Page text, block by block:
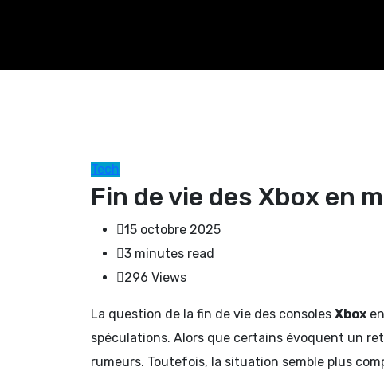
Tech
Fin de vie des Xbox en
15 octobre 2025
3 minutes read
296 Views
La question de la fin de vie des consoles Xbox
spéculations. Alors que certains évoquent un
rumeurs. Toutefois, la situation semble plus